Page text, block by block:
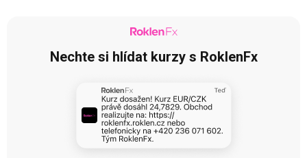
Nechte si hlídat kurzy s RoklenFx